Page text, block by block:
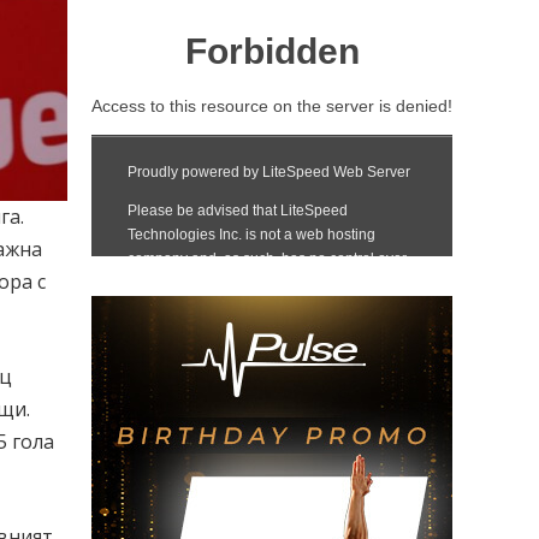
с
гола